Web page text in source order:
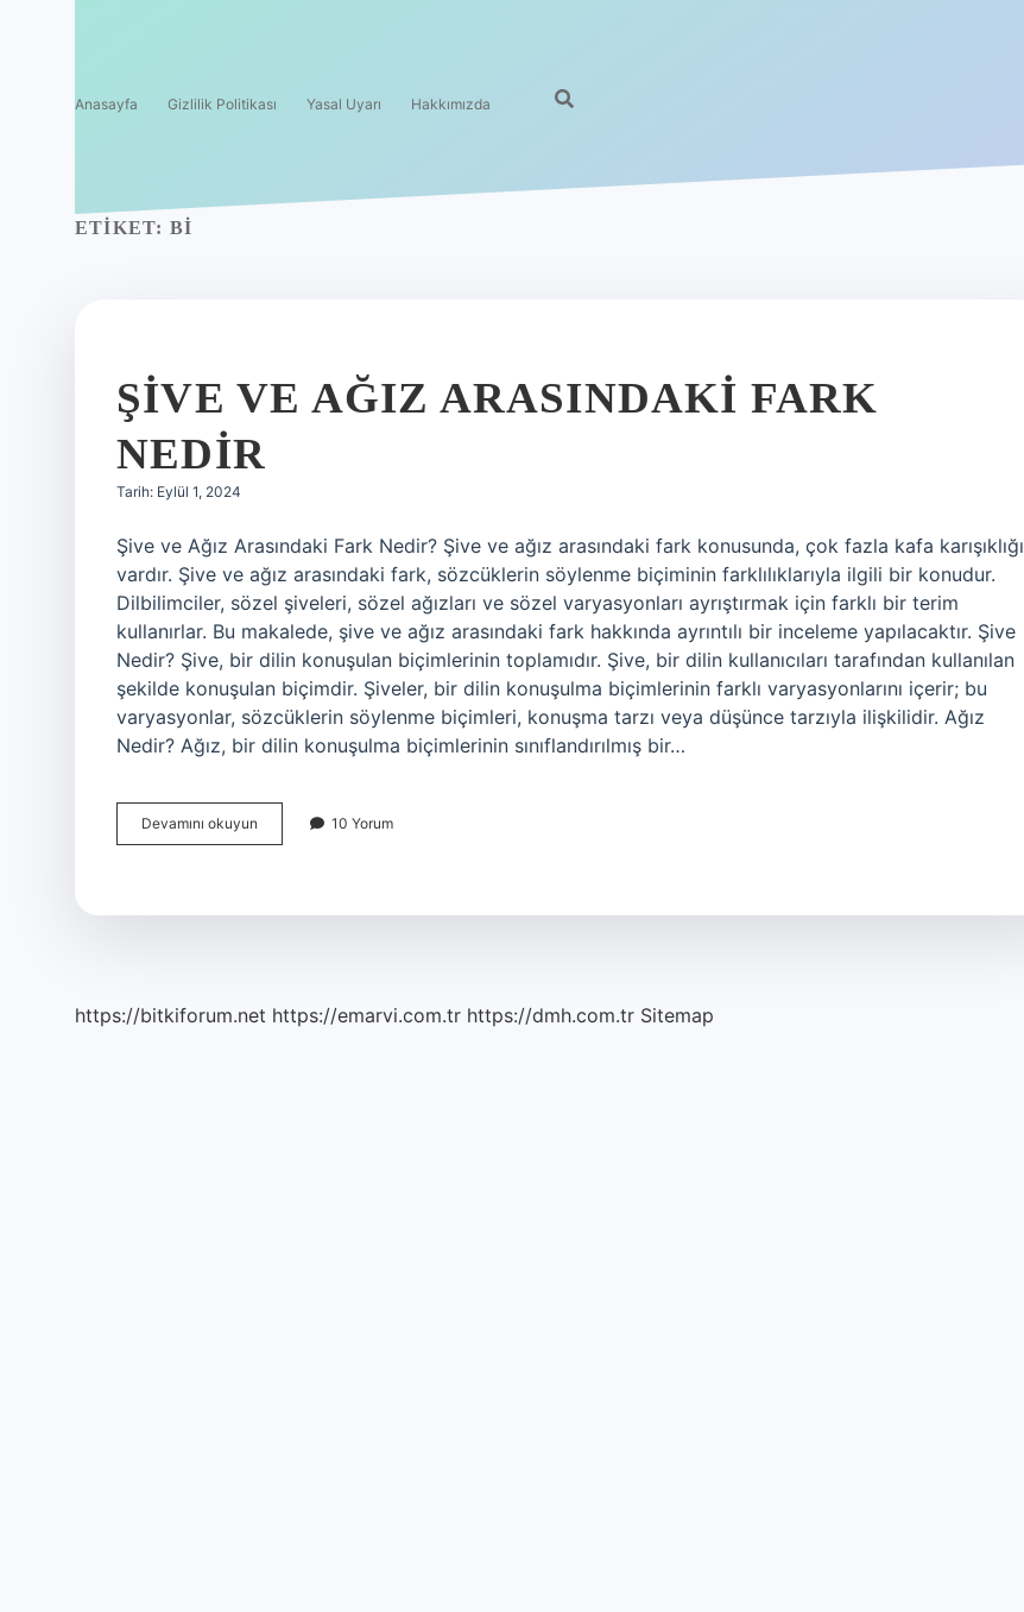
Anasayfa Gizlilik Politikası Yasal Uyarı Hakkımızda
ETIKET: BI
ŞIVE VE AĞIZ ARASINDAKI FARK
NEDIR
Tarih: Eylül 1, 2024
Şive ve Ağız Arasındaki Fark Nedir? Şive ve ağız arasındaki fark konusunda, çok fazla kafa karışıklığı
vardır. Şive ve ağız arasındaki fark, sözcüklerin söylenme biçiminin farklılıklarıyla ilgili bir konudur.
Dilbilimciler, sözel şiveleri, sözel ağızları ve sözel varyasyonları ayrıştırmak için farklı bir terim
kullanırlar. Bu makalede, şive ve ağız arasındaki fark hakkında ayrıntılı bir inceleme yapılacaktır. Şive
Nedir? Şive, bir dilin konuşulan biçimlerinin toplamıdır. Şive, bir dilin kullanıcıları tarafından kullanılan
şekilde konuşulan biçimdir. Şiveler, bir dilin konuşulma biçimlerinin farklı varyasyonlarını içerir; bu
varyasyonlar, sözcüklerin söylenme biçimleri, konuşma tarzı veya düşünce tarzıyla ilişkilidir. Ağız
Nedir? Ağız, bir dilin konuşulma biçimlerinin sınıflandırılmış bir…
Devamını okuyun
ve
10 Yorum
https://bitkiforum.net https://emarvi.com.tr https://dmh.com.tr Sitemap